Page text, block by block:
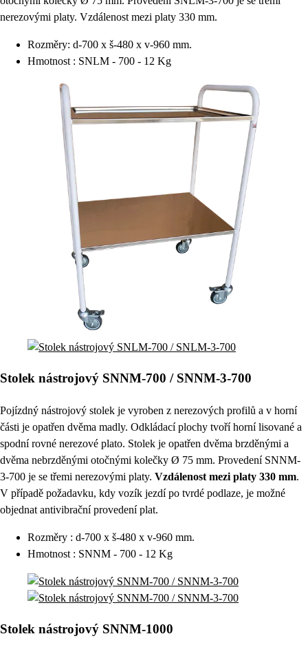
nerezovými platy. Vzdálenost mezi platy 330 mm.
Rozměry: d-700 x š-480 x v-960 mm.
Hmotnost : SNLM - 700 - 12 Kg
Stolek nástrojový SNNM-700 / SNNM-3-700
Pojízdný nástrojový stolek je vyroben z nerezových profilů a v horní
části je opatřen dvěma madly. Odkládací plochy tvoří horní lisované a
spodní rovné nerezové plato. Stolek je opatřen dvěma brzděnými a
dvěma nebrzděnými otočnými kolečky Ø 75 mm. Provedení SNNM-
3-700 je se třemi nerezovými platy. Vzdálenost mezi platy 330 mm.
V případě požadavku, kdy vozík jezdí po tvrdé podlaze, je možné
objednat antivibrační provedení plat.
Rozměry : d-700 x š-480 x v-960 mm.
Hmotnost : SNNM - 700 - 12 Kg
Stolek nástrojový SNNM-1000